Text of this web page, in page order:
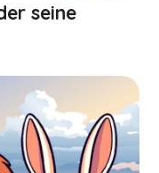
seine